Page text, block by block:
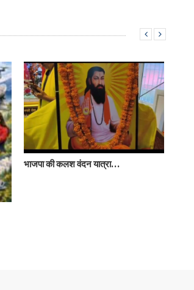
भाजपा की कलश वंदन यात्रा…